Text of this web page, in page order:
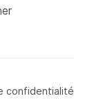
confidentialité